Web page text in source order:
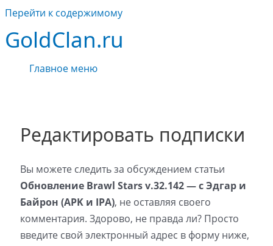
Перейти к содержимому
GoldClan.ru
Главное меню
Редактировать подписки
Вы можете следить за обсуждением статьи
Обновление Brawl Stars v.32.142 — с Эдгар и
Байрон (APK и IPA), не оставляя своего
комментария. Здорово, не правда ли? Просто
введите свой электронный адрес в форму ниже,